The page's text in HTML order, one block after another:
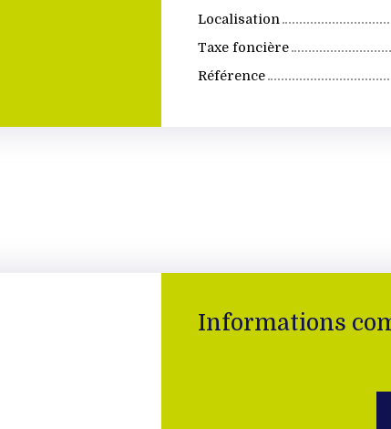
Localisation
Taxe foncière
Référence
Informations